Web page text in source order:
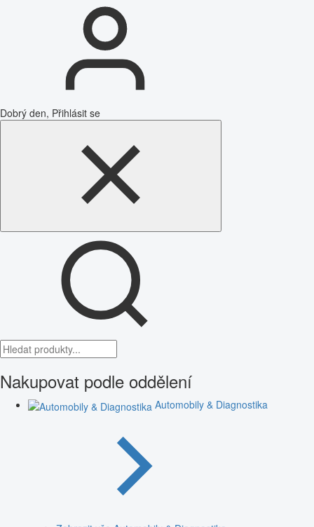
Dobrý den, Přihlásit se
Nakupovat podle oddělení
Automobily & Diagnostika